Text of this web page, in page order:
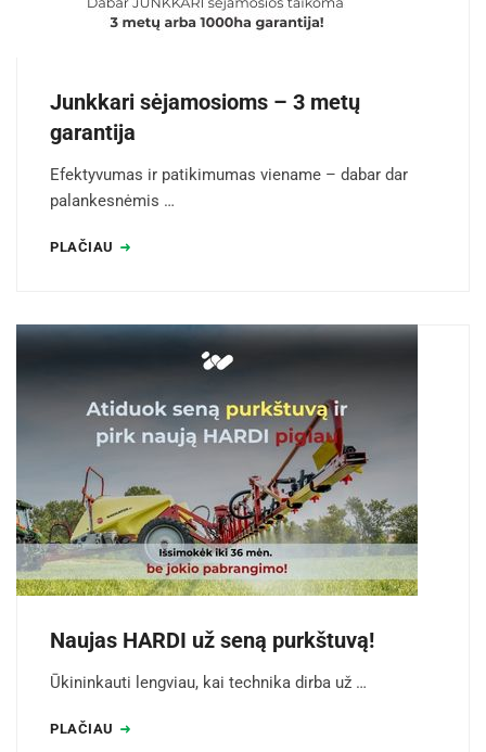
Junkkari sėjamosioms – 3 metų
garantija
Efektyvumas ir patikimumas viename – dabar dar
palankesnėmis …
PLAČIAU
Naujas HARDI už seną purkštuvą!
Ūkininkauti lengviau, kai technika dirba už …
PLAČIAU